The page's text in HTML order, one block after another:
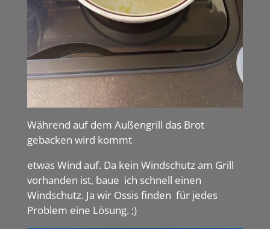
Während auf dem Außengrill das Brot
gebacken wird kommt
etwas Wind auf. Da kein Windschutz am Grill
vorhanden ist, baue ich schnell einen
Windschutz. Ja wir Ossis finden für jedes
Problem eine Lösung. ;)